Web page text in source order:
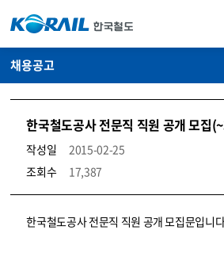
채용공고
한국철도공사 전문직 직원 공개 모집
작성일
2015-02-25
조회수
17,387
코레일소개_경영공시_채용공고 상세보기 – 내용, 파일, 담당자 연락처로 구성
한국철도공사 전문직 직원 공개 모집문입니